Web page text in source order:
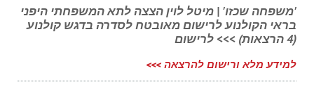
'משפחה שכזו' | מיטל לוין הצצה לתא המשפחתי היפני
בראי הקולנוע לרישום מאובטח לסדרה בדגש קולנוע
(4 הרצאות) >>> לרישום
למידע מלא ורישום להרצאה >>>